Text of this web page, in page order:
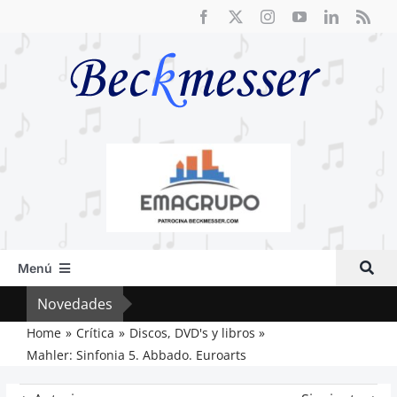
Menú
Inicio
Actual
Artículos
Crítica
Novedades
Home Crítica
Discos, DVD's y libros
Mahler: Sinfonia 5. Abbado. Euroarts